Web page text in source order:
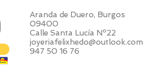
Aranda de Duero, Burgos
09400
Calle Santa Lucía Nº22
joyeriafelixhedo@outlook.com
947 50 16 76